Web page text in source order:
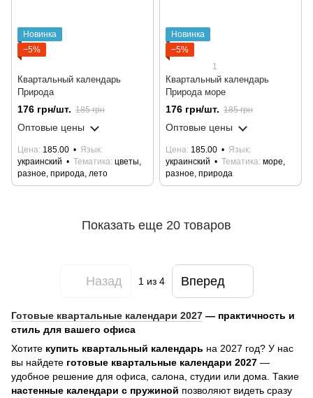
Новинка
−5%
Квартальный календарь
Природа
176 грн/шт. 185 грн
Оптовые цены
Цена 185.00
Язык
украинский
Тематика цветы,
разное, природа, лето
Новинка
−5%
1
Квартальный календарь
Природа море
176 грн/шт. 185 грн
Оптовые цены
Цена 185.00
Язык
украинский
Тематика море,
разное, природа
Показать еще 20 товаров
Назад 1из 4 Вперед
Готовые квартальные календари 2027 — практичность и
стиль для вашего офиса
Хотите купить квартальный календарь на 2027 год? У нас
вы найдете готовые квартальные календари 2027 —
удобное решение для офиса, салона, студии или дома. Такие
настенные календари с пружиной позволяют видеть сразу